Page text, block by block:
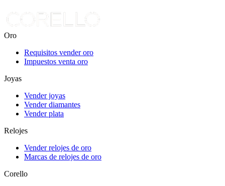
Oro
Requisitos vender oro
Impuestos venta oro
Joyas
Vender joyas
Vender diamantes
Vender plata
Relojes
Vender relojes de oro
Marcas de relojes de oro
Corello